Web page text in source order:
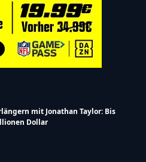
mit Jonathan Taylor: Bis
Dollar